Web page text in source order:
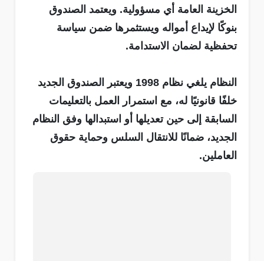
الخزينة العامة أي مسؤولية. ويعتمد الصندوق
بنوكًا لإيداع أمواله ويستثمرها ضمن سياسة
تحفظية لضمان الاستدامة.
النظام يلغي نظام 1998 ويعتبر الصندوق الجديد
خلفًا قانونيًا له، مع استمرار العمل بالتعليمات
السابقة إلى حين تعديلها أو استبدالها وفق النظام
الجديد، ضمانًا للانتقال السلس وحماية حقوق
العاملين.